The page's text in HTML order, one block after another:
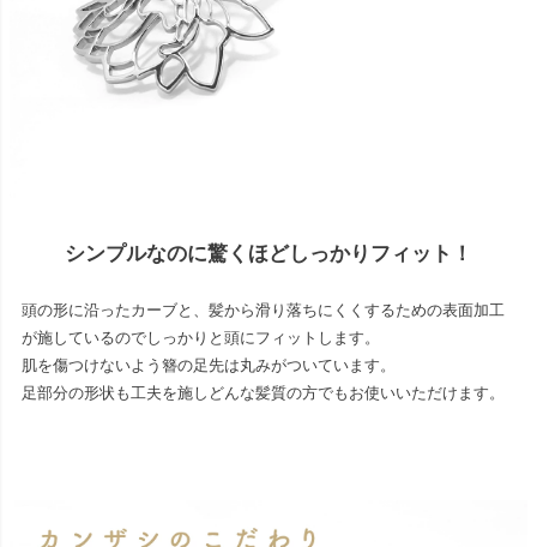
シンプルなのに驚くほどしっかりフィット！
頭の形に沿ったカーブと、髪から滑り落ちにくくするための表面加工
が施しているのでしっかりと頭にフィットします。
肌を傷つけないよう簪の足先は丸みがついています。
足部分の形状も工夫を施しどんな髪質の方でもお使いいただけます。